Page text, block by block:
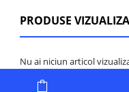
PRODUSE
Nu ai niciun articol